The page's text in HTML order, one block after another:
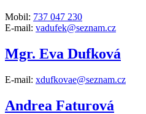
Mobil: 737 047 230
E-mail: vadufek@seznam.cz
Mgr. Eva Dufková
E-mail: xdufkovae@seznam.cz
Andrea Faturová